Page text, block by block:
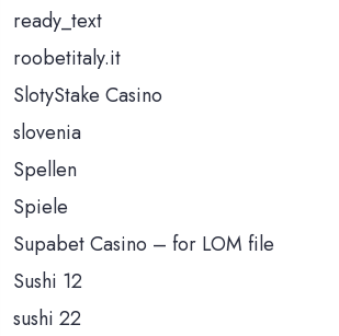
ready_text
roobetitaly.it
SlotyStake Casino
slovenia
Spellen
Spiele
Supabet Casino – for LOM file
Sushi 12
sushi 22